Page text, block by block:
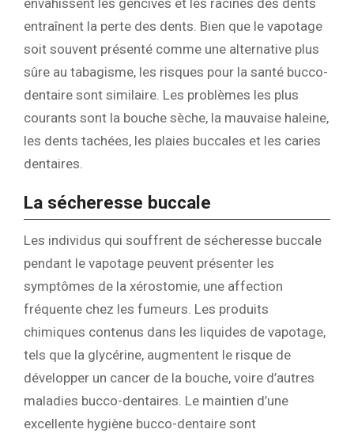
envahissent les gencives et les racines des dents
entraînent la perte des dents. Bien que le vapotage
soit souvent présenté comme une alternative plus
sûre au tabagisme, les risques pour la santé bucco-
dentaire sont similaire. Les problèmes les plus
courants sont la bouche sèche, la mauvaise haleine,
les dents tachées, les plaies buccales et les caries
dentaires.
La sécheresse buccale
Les individus qui souffrent de sécheresse buccale
pendant le vapotage peuvent présenter les
symptômes de la xérostomie, une affection
fréquente chez les fumeurs. Les produits
chimiques contenus dans les liquides de vapotage,
tels que la glycérine, augmentent le risque de
développer un cancer de la bouche, voire d’autres
maladies bucco-dentaires. Le maintien d’une
excellente hygiène bucco-dentaire sont